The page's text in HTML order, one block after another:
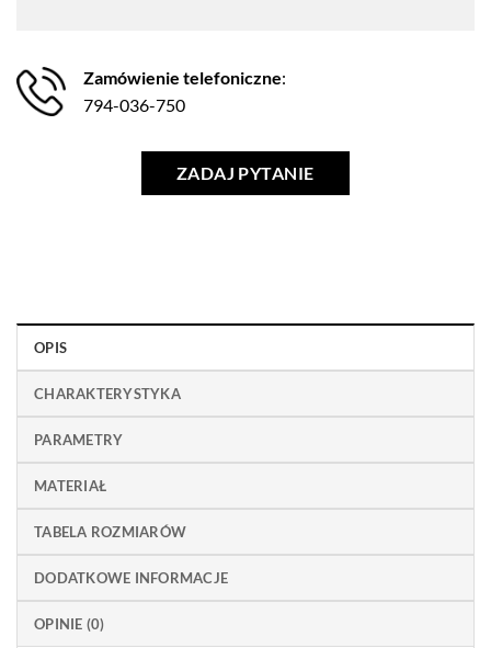
Zamówienie telefoniczne:
794-036-750
ZADAJ PYTANIE
OPIS
CHARAKTERYSTYKA
PARAMETRY
MATERIAŁ
TABELA ROZMIARÓW
DODATKOWE INFORMACJE
OPINIE (0)